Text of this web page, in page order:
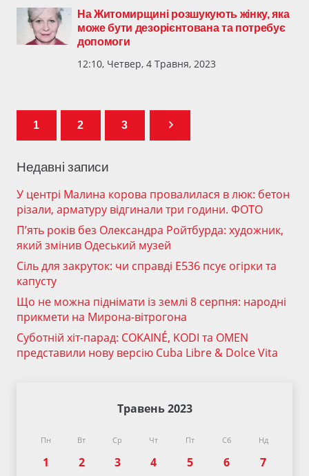
На Житомирщині розшукують жінку, яка
може бути дезорієнтована та потребує
допомоги
12:10, Четвер, 4 Травня, 2023
1 2 3
Недавні записи
У центрі Малина корова провалилася в люк: бетон
різали, арматуру відгинали три години. ФОТО
П’ять років без Олександра Ройтбурда: художник,
який змінив Одеський музей
Сіль для закруток: чи справді Е536 псує огірки та
капусту
Що не можна піднімати із землі 8 серпня: народні
прикмети на Мирона-вітрогона
Суботній хіт-парад: COKAINÉ, KODI та OMEN
представили нову версію Cuba Libre & Dolce Vita
Травень 2023
Пн Вт Ср Чт Пт Сб Нд
1 2 3 4 5 6
7